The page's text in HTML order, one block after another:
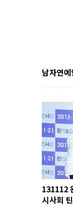
남자연
131112
시사회